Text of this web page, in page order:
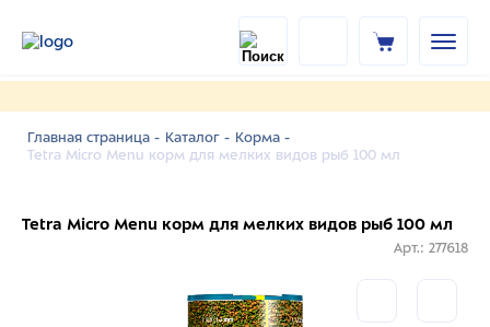
Главная страница - Каталог - Корма -
Tetra Micro Menu корм для мелких видов рыб 100 мл
Tetra Micro Menu корм для мелких видов рыб 100 мл
Арт.: 277618